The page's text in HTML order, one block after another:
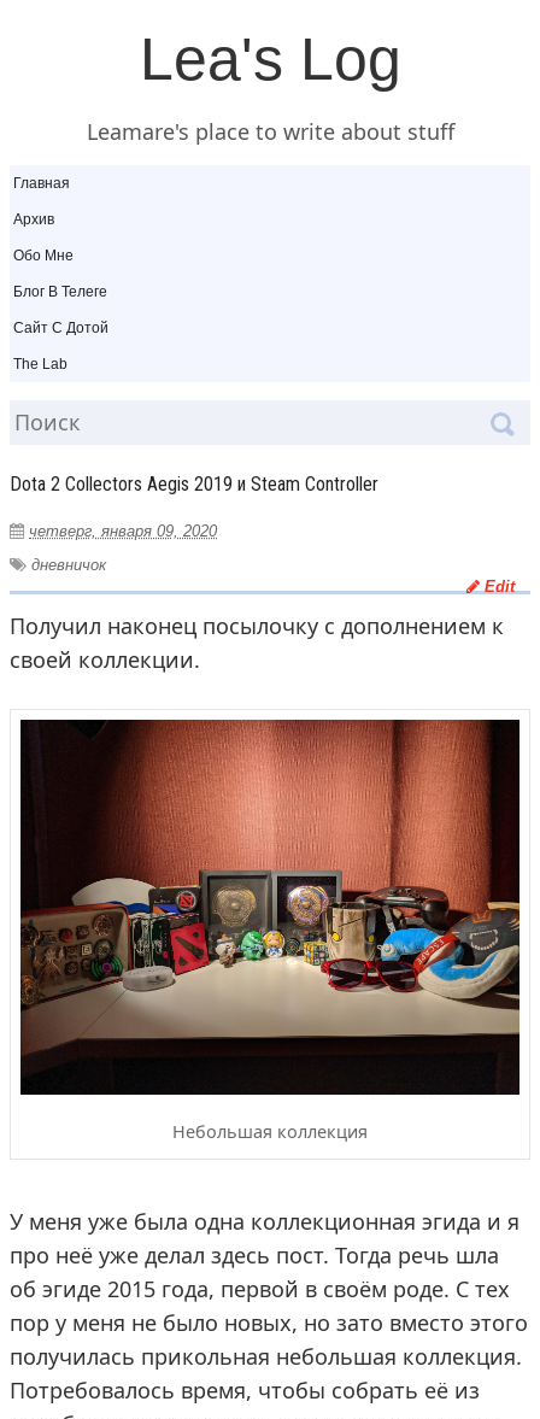
Lea's Log
Leamare's place to write about stuff
Главная
Архив
Обо Мне
Блог В Телеге
Сайт С Дотой
The Lab
Dota 2 Collectors Aegis 2019 и Steam Controller
четверг, января 09, 2020
дневничок
Edit
Получил наконец посылочку с дополнением к
своей коллекции.
Небольшая коллекция
У меня уже была одна коллекционная эгида и я
про неё уже делал здесь пост. Тогда речь шла
об эгиде 2015 года, первой в своём роде. С тех
пор у меня не было новых, но зато вместо этого
получилась прикольная небольшая коллекция.
Потребовалось время, чтобы собрать её из